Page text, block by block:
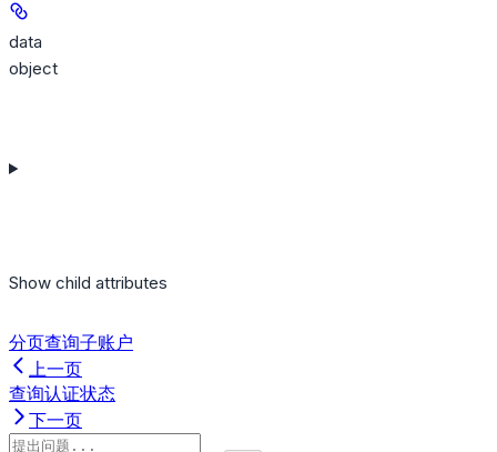
data
object
Show child attributes
分页查询子账户
上一页
查询认证状态
下一页